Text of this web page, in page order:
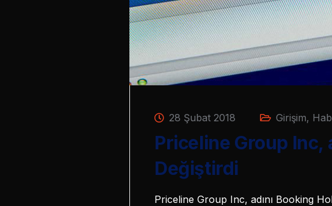
28 Şubat 2018 Girişim,
Priceline Group Inc,
Değiştirdi
Priceline Group Inc, adını Booking